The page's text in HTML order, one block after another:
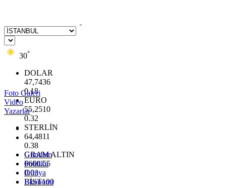
30°
DOLAR
47,7436
0.18
EURO
55,2510
0.32
STERLİN
64,4811
0.38
GRAM ALTIN
6660.55
0.03
BİST100
Foto Galeri
Video
Yazarlar
Gündem
Politika
Dünya
Ekonomi